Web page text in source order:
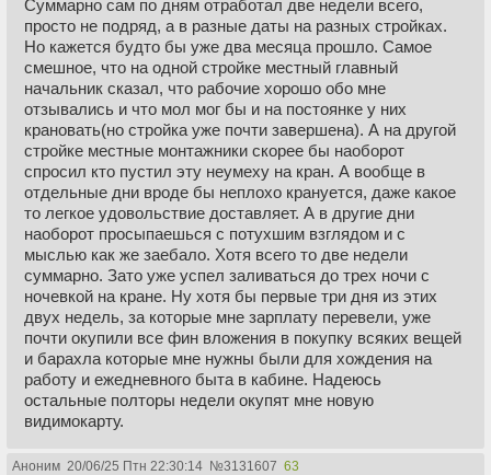
Суммарно сам по дням отработал две недели всего,
просто не подряд, а в разные даты на разных стройках.
Но кажется будто бы уже два месяца прошло. Самое
смешное, что на одной стройке местный главный
начальник сказал, что рабочие хорошо обо мне
отзывались и что мол мог бы и на постоянке у них
крановать(но стройка уже почти завершена). А на другой
стройке местные монтажники скорее бы наоборот
спросил кто пустил эту неумеху на кран. А вообще в
отдельные дни вроде бы неплохо крануется, даже какое
то легкое удовольствие доставляет. А в другие дни
наоборот просыпаешься с потухшим взглядом и с
мыслью как же заебало. Хотя всего то две недели
суммарно. Зато уже успел заливаться до трех ночи с
ночевкой на кране. Ну хотя бы первые три дня из этих
двух недель, за которые мне зарплату перевели, уже
почти окупили все фин вложения в покупку всяких вещей
и барахла которые мне нужны были для хождения на
работу и ежедневного быта в кабине. Надеюсь
остальные полторы недели окупят мне новую
видимокарту.
Аноним 20/06/25 Птн 22:30:14 №3131607 63